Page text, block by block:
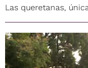
Las queretanas,